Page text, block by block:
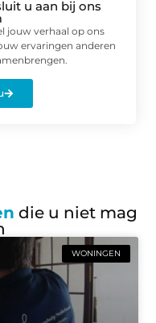
u aan bij ons
jouw verhaal op ons
ervaringen anderen
die u niet mag
WONINGEN